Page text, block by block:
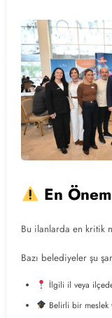
En
Bu ilanlarda en kritik
Bazı belediyeler şu
İlgili il veya
Belirli bir meslek